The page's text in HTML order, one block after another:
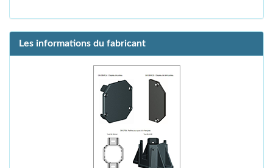
Les informations du fabricant